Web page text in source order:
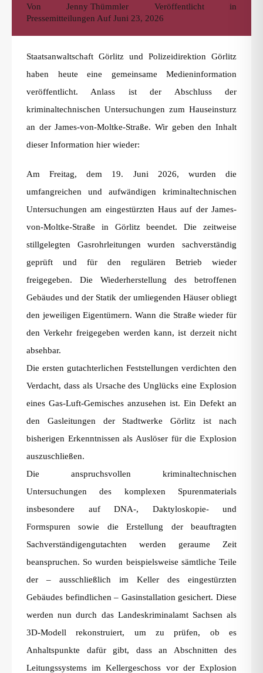
VonJenny Thümmler Veröffentlicht in
Pressemitteilungen Auf Juni 23, 2026
Staatsanwaltschaft Görlitz und Polizeidirektion Görlitz
haben heute eine gemeinsame Medieninformation
veröffentlicht. Anlass ist der Abschluss der
kriminaltechnischen Untersuchungen zum Hauseinsturz
an der James-von-Moltke-Straße. Wir geben den Inhalt
dieser Information hier wieder:
Am Freitag, dem 19. Juni 2026, wurden die
umfangreichen und aufwändigen kriminaltechnischen
Untersuchungen am eingestürzten Haus auf der James-
von-Moltke-Straße in Görlitz beendet. Die zeitweise
stillgelegten Gasrohrleitungen wurden sachverständig
geprüft und für den regulären Betrieb wieder
freigegeben. Die Wiederherstellung des betroffenen
Gebäudes und der Statik der umliegenden Häuser obliegt
den jeweiligen Eigentümern. Wann die Straße wieder für
den Verkehr freigegeben werden kann, ist derzeit nicht
absehbar.
Die ersten gutachterlichen Feststellungen verdichten den
Verdacht, dass als Ursache des Unglücks eine Explosion
eines Gas-Luft-Gemisches anzusehen ist. Ein Defekt an
den Gasleitungen der Stadtwerke Görlitz ist nach
bisherigen Erkenntnissen als Auslöser für die Explosion
auszuschließen.
Die anspruchsvollen kriminaltechnischen
Untersuchungen des komplexen Spurenmaterials
insbesondere auf DNA-, Daktyloskopie- und
Formspuren sowie die Erstellung der beauftragten
Sachverständigengutachten werden geraume Zeit
beanspruchen. So wurden beispielsweise sämtliche Teile
der – ausschließlich im Keller des eingestürzten
Gebäudes befindlichen – Gasinstallation gesichert. Diese
werden nun durch das Landeskriminalamt Sachsen als
3D-Modell rekonstruiert, um zu prüfen, ob es
Anhaltspunkte dafür gibt, dass an Abschnitten des
Leitungssystems im Kellergeschoss vor der Explosion